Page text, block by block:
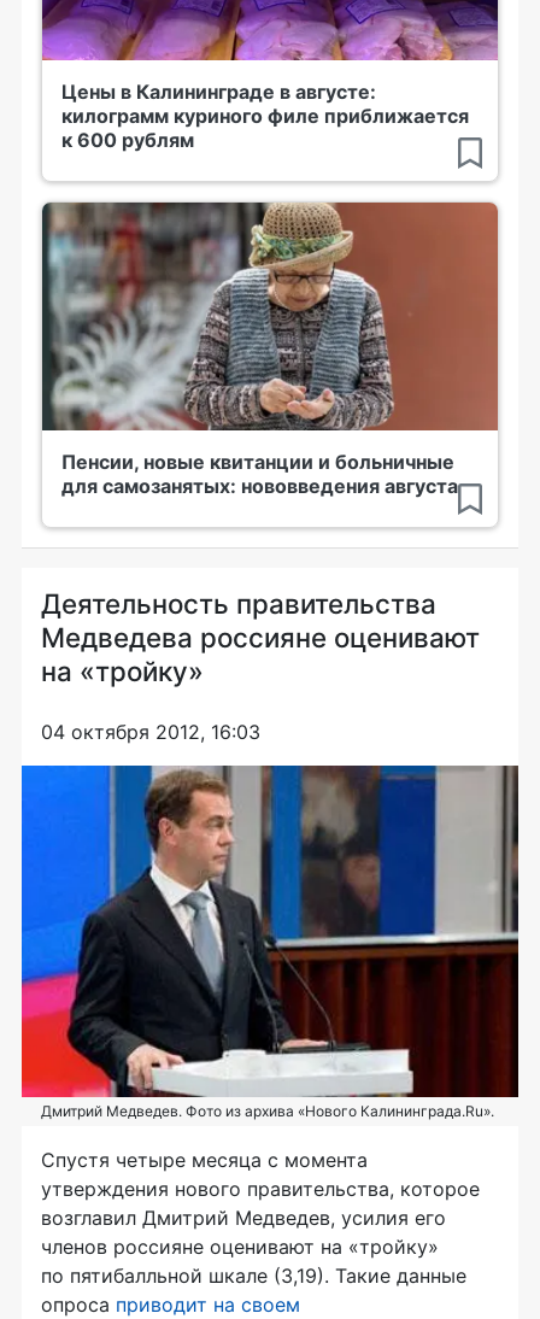
Цены в Калининграде в августе:
килограмм куриного филе приближается
к 600 рублям
Пенсии, новые квитанции и больничные
для самозанятых: нововведения августа
Деятельность правительства
Медведева россияне оценивают
на «тройку»
04 октября 2012, 16:03
Дмитрий Медведев. Фото из архива «Нового Калининграда.Ru».
Спустя четыре месяца с момента
утверждения нового правительства, которое
возглавил Дмитрий Медведев, усилия его
членов россияне оценивают на «тройку»
по пятибалльной шкале (3,19). Такие данные
опроса приводит на своем